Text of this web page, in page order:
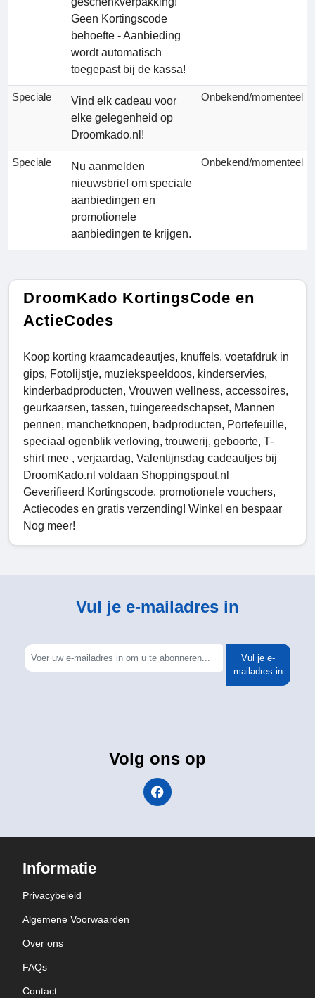
Geen Kortingscode
behoefte - Aanbieding
wordt automatisch
toegepast bij de kassa!
Speciale
Vind elk cadeau voor
elke gelegenheid op
Droomkado.nl!
Onbekend/momenteel
Speciale
Nu aanmelden
nieuwsbrief om speciale
aanbiedingen en
promotionele
aanbiedingen te krijgen.
Onbekend/momenteel
DroomKado KortingsCode en
ActieCodes
Koop korting kraamcadeautjes, knuffels, voetafdruk in
gips, Fotolijstje, muziekspeeldoos, kinderservies,
kinderbadproducten, Vrouwen wellness, accessoires,
geurkaarsen, tassen, tuingereedschapset, Mannen
pennen, manchetknopen, badproducten, Portefeuille,
speciaal ogenblik verloving, trouwerij, geboorte, T-
shirt mee , verjaardag, Valentijnsdag cadeautjes bij
DroomKado.nl voldaan Shoppingspout.nl
Geverifieerd Kortingscode, promotionele vouchers,
Actiecodes en gratis verzending! Winkel en bespaar
Nog meer!
Vul je e-mailadres in
Vul je e-
mailadres in
Volg ons op
Informatie
Privacybeleid
Algemene Voorwaarden
Over ons
FAQs
Contact